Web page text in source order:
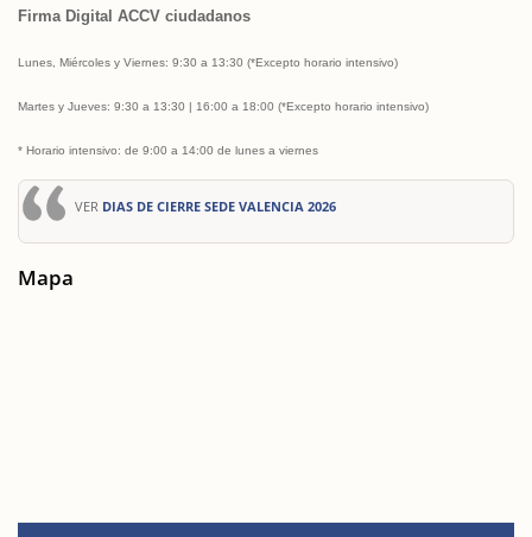
Firma Digital ACCV ciudadanos
Lunes, Miércoles y Viernes: 9:30 a 13:30 (*Excepto horario intensivo)
Martes y Jueves: 9:30 a 13:30 | 16:00 a 18:00 (*Excepto horario intensivo)
* Horario intensivo: de 9:00 a 14:00 de lunes a viernes
VER DIAS DE CIERRE SEDE VALENCIA 2026
Mapa